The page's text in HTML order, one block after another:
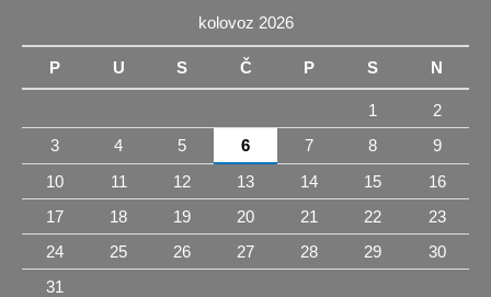
kolovoz 2026
P U S Č P S N
1
2
3
4 5 6 7 8
9
10
11 12 13 14 15
16
17
18 19 20 21 22
23
24
25 26 27 28 29
30
31